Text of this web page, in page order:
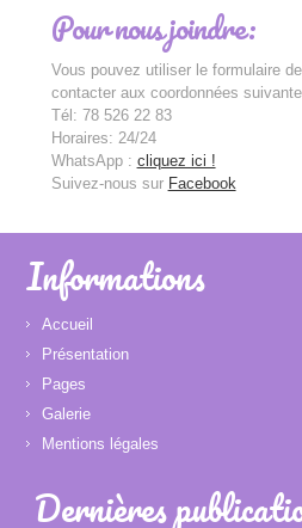
Pour nous joindre:
Vous pouvez utiliser le formulaire
contacter aux coordonnées
Tél: 78 526 22 83
Horaires: 24/24
WhatsApp : cliquez ici !
Suivez-nous sur Facebook
Informations
Accueil
Présentation
Pages
Galerie
Mentions légales
Dernières